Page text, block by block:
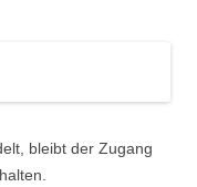
bleibt der Zugang